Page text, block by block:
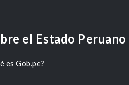
el Estado Peruano
es Gob.pe?